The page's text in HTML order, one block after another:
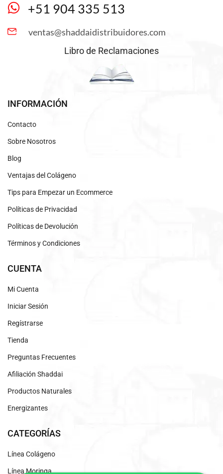
+51 904 335 513
ventas@shaddaidistribuidores.com
Libro de Reclamaciones
INFORMACIÓN
Contacto
Sobre Nosotros
Blog
Ventajas del Colágeno
Tips para Empezar un Ecommerce
Políticas de Privacidad
Políticas de Devolución
Términos y Condiciones
CUENTA
Mi Cuenta
Iniciar Sesión
Regístrarse
Tienda
Preguntas Frecuentes
Afiliación Shaddai
Productos Naturales
Energizantes
CATEGORÍAS
Línea Colágeno
Línea Moringa